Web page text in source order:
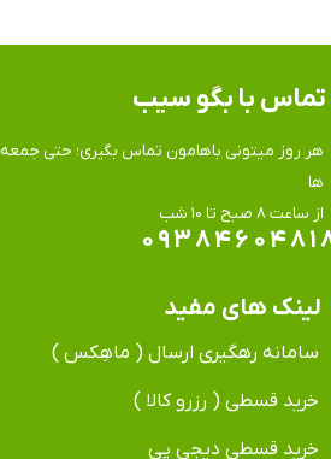
هر روز میتونی باهامون تماس بگیری؛ حتی جمعه
ها
​​​​​​​از ساعت ۸ صبح تا ۱۰ شب
تماس​​​​​​​ با بگو سیب
لینک های مفید
سامانه رهگیری ارسال ( ماهِکس )
خرید قسطی ( رزرو کالا )
خرید قسطی دیجی پی